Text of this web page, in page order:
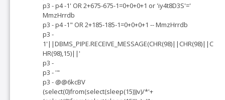
p3 - p4 -1' OR 2+675-675-1=0+0+0+1 or 'iy4t8D3S'='
MmzHrrdb
p3 - p4 -1" OR 2+185-185-1=0+0+0+1 -- MmzHrrdb
p3 -
1'||DBMS_PIPE.RECEIVE_MESSAGE(CHR(98)||CHR(98)||C
HR(98),15)||'
p3 -
p3 - '"
p3 - @@6kcBV
(select(0)from(select(sleep(15)))v)/*'+